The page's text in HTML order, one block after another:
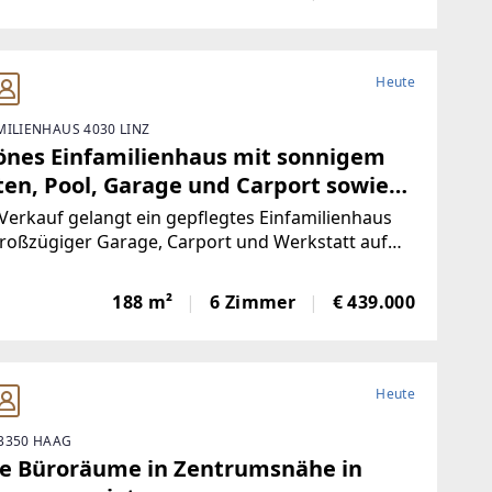
Heute
4030 LINZ
Einfamilienhaus mit sonnigem
Pool, Garage und Carport sowie
Werkstatt in 4030 Linz
gelangt ein gepflegtes Einfamilienhaus
Garage, Carport und Werkstatt auf
nahe Linz.Die Liegenschaft verbindet
Wohnen mit einer sehr guten
188 m² 6 Zimmer € 439.000
Heute
HAAG
Büroräume in Zentrumsnähe in